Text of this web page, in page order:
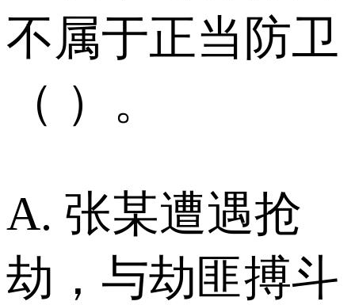
不属于正当防卫
（ ）。
A. 张某遭遇抢
劫，与劫匪搏斗